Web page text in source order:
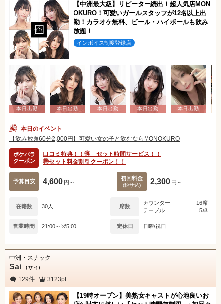
【中洲最大級】リピーター続出！超人気店MON
OKURO！可愛いガールスタッフが12名以上出
勤！カラオケ無料、ビール・ハイボールも飲み
放題！
インボイス制度登録店
本日のイベント
【飲み放題60分2,000円】可愛い女の子と飲むならMONOKURO
ポケパラ
クーポン
口コミ特典！！🉐 セット時間サービス！！
🉐セット料金割引クーポン！！
予算目安 4,600 円～
初回料金
(税サ込) 2,300 円～
在籍数 30人 席数
カウンター
16席
テーブル
5卓
営業時間 21:00～翌5:00 定休日 日曜/祝日
中洲・スナック
Sai (サイ)
129件 3123pt
【19時オープン】美熟女キャストが心地良いお
北海道 東北
甲信越